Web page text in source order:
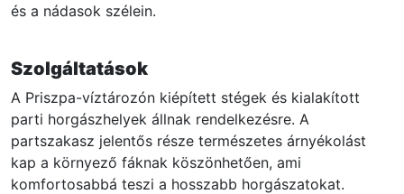
és a nádasok szélein.
Szolgáltatások
A Priszpa-víztározón kiépített stégek és kialakított
parti horgászhelyek állnak rendelkezésre. A
partszakasz jelentős része természetes árnyékolást
kap a környező fáknak köszönhetően, ami
komfortosabbá teszi a hosszabb horgászatokat.